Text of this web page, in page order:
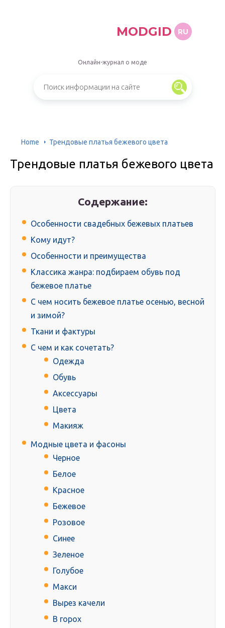
MODGID RU
Онлайн-журнал о моде
Home Трендовые платья бежевого цвета
Трендовые платья бежевого цвета
Содержание:
Особенности свадебных бежевых платьев
Кому идут?
Особенности и преимущества
Классика жанра: подбираем обувь под
бежевое платье
С чем носить бежевое платье осенью, весной
и зимой?
Ткани и фактуры
С чем и как сочетать?
Одежда
Обувь
Аксессуары
Цвета
Макияж
Модные цвета и фасоны
Черное
Белое
Красное
Бежевое
Розовое
Синее
Зеленое
Голубое
Макси
Вырез качели
В горох